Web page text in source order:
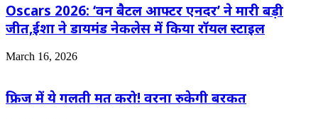
Oscars 2026: ‘वन बैटल आफ्टर एनदर’ ने मारी बड़ी
जीत,ईशा ने डायमंड नेकलेस में किया रॉयल स्टाइल
March 16, 2026
फ्रिज में ये गलती मत करो! वरना रुकेगी बरकत